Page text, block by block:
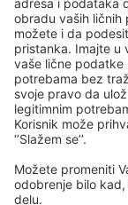
Pokušajte još
Copyright © eSky.rs.